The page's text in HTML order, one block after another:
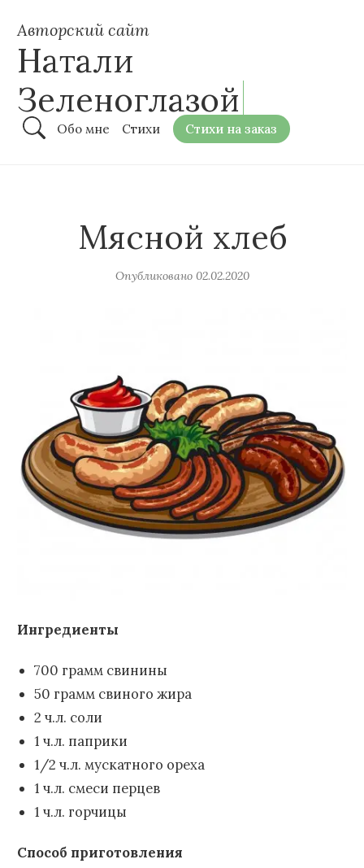
Авторский сайт
Натали
Зеленоглазой
Обо мне Стихи Стихи на заказ
Мясной хлеб
Опубликовано 02.02.2020
Ингредиенты
700 грамм свинины
50 грамм свиного жира
2 ч.л. соли
1 ч.л. паприки
1/2 ч.л. мускатного ореха
1 ч.л. смеси перцев
1 ч.л. горчицы
Способ приготовления